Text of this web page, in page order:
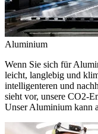
Aluminium
Wenn Sie sich für
leicht, langlebig und
intelligenteren und
sieht vor, unsere CO2-
Unser Aluminium kann